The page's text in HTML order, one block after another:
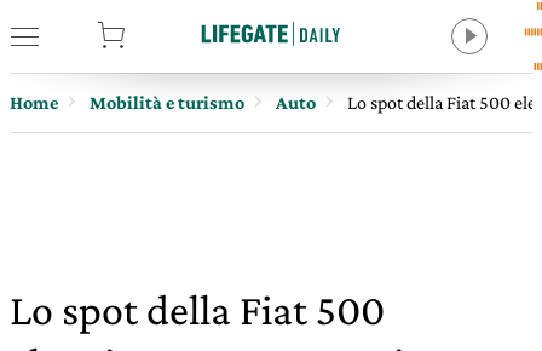
Home Mobilità e turismo Auto Lo spot della Fiat 500
Lo spot della Fiat 500